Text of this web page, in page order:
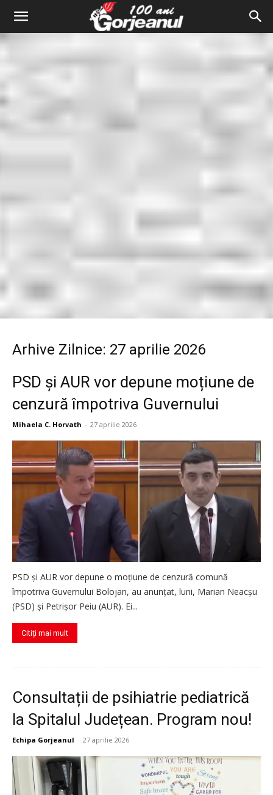
Arhive Zilnice: 27 aprilie 2026
PSD și AUR vor depune moțiune de
cenzură împotriva Guvernului
Mihaela C. Horvath - 27 aprilie 2026
PSD şi AUR vor depune o moţiune de cenzură comună
împotriva Guvernului Bolojan, au anunțat, luni, Marian Neacșu
(PSD) și Petrişor Peiu (AUR). Ei...
Citiți mai mult
Consultații de psihiatrie pediatrică
la Spitalul Județean. Program nou!
Echipa Gorjeanul - 27 aprilie 2026